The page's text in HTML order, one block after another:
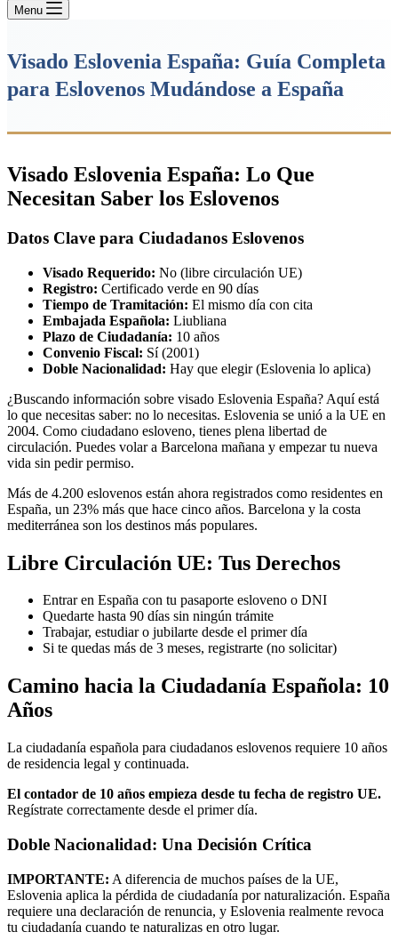
Menu
Visado Eslovenia España: Guía Completa
para Eslovenos Mudándose a España
Visado Eslovenia España: Lo Que
Necesitan Saber los Eslovenos
Datos Clave para Ciudadanos Eslovenos
Visado Requerido: No (libre circulación UE)
Registro: Certificado verde en 90 días
Tiempo de Tramitación: El mismo día con cita
Embajada Española: Liubliana
Plazo de Ciudadanía: 10 años
Convenio Fiscal: Sí (2001)
Doble Nacionalidad: Hay que elegir (Eslovenia lo aplica)
¿Buscando información sobre visado Eslovenia España? Aquí está
lo que necesitas saber: no lo necesitas. Eslovenia se unió a la UE en
2004. Como ciudadano esloveno, tienes plena libertad de
circulación. Puedes volar a Barcelona mañana y empezar tu nueva
vida sin pedir permiso.
Más de 4.200 eslovenos están ahora registrados como residentes en
España, un 23% más que hace cinco años. Barcelona y la costa
mediterránea son los destinos más populares.
Libre Circulación UE: Tus Derechos
Entrar en España con tu pasaporte esloveno o DNI
Quedarte hasta 90 días sin ningún trámite
Trabajar, estudiar o jubilarte desde el primer día
Si te quedas más de 3 meses, registrarte (no solicitar)
Camino hacia la Ciudadanía Española: 10
Años
La ciudadanía española para ciudadanos eslovenos requiere 10 años
de residencia legal y continuada.
El contador de 10 años empieza desde tu fecha de registro UE.
Regístrate correctamente desde el primer día.
Doble Nacionalidad: Una Decisión Crítica
IMPORTANTE: A diferencia de muchos países de la UE,
Eslovenia aplica la pérdida de ciudadanía por naturalización. España
requiere una declaración de renuncia, y Eslovenia realmente revoca
tu ciudadanía cuando te naturalizas en otro lugar.